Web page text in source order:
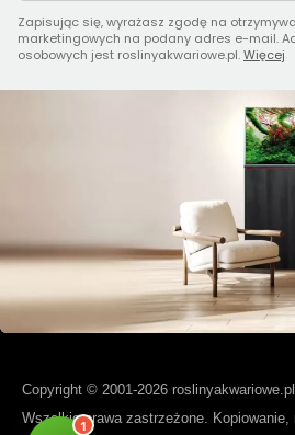
Zapisując się, wyrażasz zgodę na
marketingowych na podany adres e-mail.
osobowych jest roslinyakwariowe.pl.Więcej
Copyright © 2001-2026
Wszelkie prawa zastrzeżone. Kopiowanie,